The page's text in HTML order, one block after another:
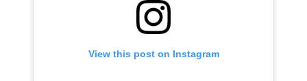
View this post on Instagram